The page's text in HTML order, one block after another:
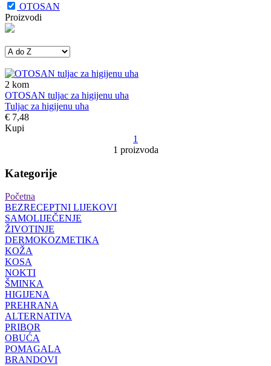
OTOSAN
Proizvodi
2 kom
OTOSAN tuljac za higijenu uha
Tuljac za higijenu uha
€ 7,48
Kupi
1
1 proizvoda
Kategorije
Početna
BEZRECEPTNI LIJEKOVI
SAMOLIJEČENJE
ŽIVOTINJE
DERMOKOZMETIKA
KOŽA
KOSA
NOKTI
ŠMINKA
HIGIJENA
PREHRANA
ALTERNATIVA
PRIBOR
OBUĆA
POMAGALA
BRANDOVI